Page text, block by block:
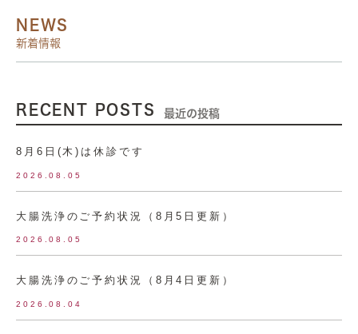
NEWS
新着情報
RECENT POSTS 最近の投稿
8月6日(木)は休診です
2026.08.05
大腸洗浄のご予約状況（8月5日更新）
2026.08.05
大腸洗浄のご予約状況（8月4日更新）
2026.08.04